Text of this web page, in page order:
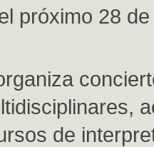
próximo 28
de